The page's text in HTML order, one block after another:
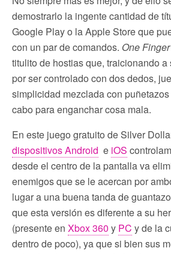
demostrarlo la ingente cantidad de
Google Play o la Apple Store que
con un par de comandos. One
titulito de hostias que, traicionando
por ser controlado con dos dedos,
simplicidad mezclada con
cabo para enganchar cosa mala.
En este juego gratuito de Silver
dispositivos Android e iOS
desde el centro de la pantalla va
enemigos que se le acercan por
lugar a una buena tanda de
que esta versión es diferente a su
(presente en Xbox 360 y PC y de la
dentro de poco), ya que si bien sus